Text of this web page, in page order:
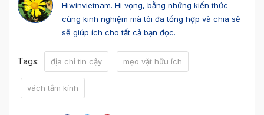
Hiwinvietnam. Hi vọng, bằng những kiến thức
cùng kinh nghiệm mà tôi đã tổng hợp và chia sẻ
sẽ giúp ích cho tất cả bạn đọc.
Tags: địa chỉ tin cậy mẹo vặt hữu ích
vách tắm kính